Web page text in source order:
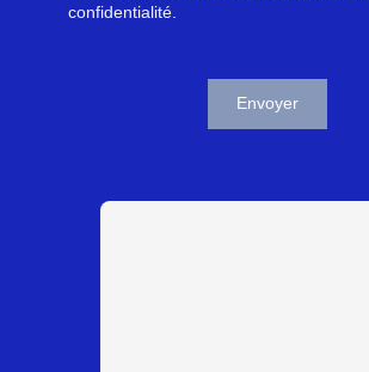
confidentialité
Envoyer